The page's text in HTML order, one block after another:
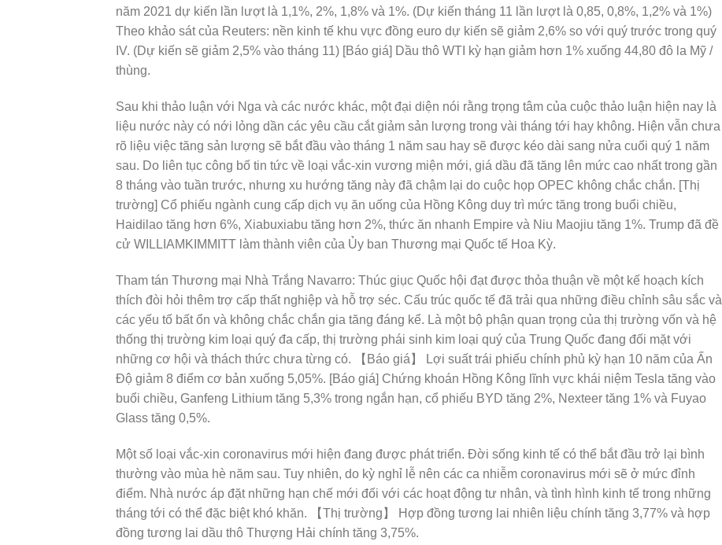
năm 2021 dự kiến lần lượt là 1,1%, 2%, 1,8% và 1%. (Dự kiến tháng 11 lần lượt là 0,85, 0,8%, 1,2% và 1%)
Theo khảo sát của Reuters: nền kinh tế khu vực đồng euro dự kiến sẽ giảm 2,6% so với quý trước trong quý
IV. (Dự kiến sẽ giảm 2,5% vào tháng 11) [Báo giá] Dầu thô WTI kỳ hạn giảm hơn 1% xuống 44,80 đô la Mỹ /
thùng.
Sau khi thảo luận với Nga và các nước khác, một đại diện nói rằng trọng tâm của cuộc thảo luận hiện nay là
liệu nước này có nới lỏng dần các yêu cầu cắt giảm sản lượng trong vài tháng tới hay không. Hiện vẫn chưa
rõ liệu việc tăng sản lượng sẽ bắt đầu vào tháng 1 năm sau hay sẽ được kéo dài sang nửa cuối quý 1 năm
sau. Do liên tục công bố tin tức về loại vắc-xin vương miện mới, giá dầu đã tăng lên mức cao nhất trong gần
8 tháng vào tuần trước, nhưng xu hướng tăng này đã chậm lại do cuộc họp OPEC không chắc chắn. [Thị
trường] Cổ phiếu ngành cung cấp dịch vụ ăn uống của Hồng Kông duy trì mức tăng trong buổi chiều,
Haidilao tăng hơn 6%, Xiabuxiabu tăng hơn 2%, thức ăn nhanh Empire và Niu Maojiu tăng 1%. Trump đã đề
cử WILLIAMKIMMITT làm thành viên của Ủy ban Thương mại Quốc tế Hoa Kỳ.
Tham tán Thương mại Nhà Trắng Navarro: Thúc giục Quốc hội đạt được thỏa thuận về một kế hoạch kích
thích đòi hỏi thêm trợ cấp thất nghiệp và hỗ trợ séc. Cấu trúc quốc tế đã trải qua những điều chỉnh sâu sắc và
các yếu tố bất ổn và không chắc chắn gia tăng đáng kể. Là một bộ phận quan trọng của thị trường vốn và hệ
thống thị trường kim loại quý đa cấp, thị trường phái sinh kim loại quý của Trung Quốc đang đối mặt với
những cơ hội và thách thức chưa từng có. 【Báo giá】 Lợi suất trái phiếu chính phủ kỳ hạn 10 năm của Ấn
Độ giảm 8 điểm cơ bản xuống 5,05%. [Báo giá] Chứng khoán Hồng Kông lĩnh vực khái niệm Tesla tăng vào
buổi chiều, Ganfeng Lithium tăng 5,3% trong ngắn hạn, cổ phiếu BYD tăng 2%, Nexteer tăng 1% và Fuyao
Glass tăng 0,5%.
Một số loại vắc-xin coronavirus mới hiện đang được phát triển. Đời sống kinh tế có thể bắt đầu trở lại bình
thường vào mùa hè năm sau. Tuy nhiên, do kỳ nghỉ lễ nên các ca nhiễm coronavirus mới sẽ ở mức đỉnh
điểm. Nhà nước áp đặt những hạn chế mới đối với các hoạt động tư nhân, và tình hình kinh tế trong những
tháng tới có thể đặc biệt khó khăn. 【Thị trường】 Hợp đồng tương lai nhiên liệu chính tăng 3,77% và hợp
đồng tương lai dầu thô Thượng Hải chính tăng 3,75%.